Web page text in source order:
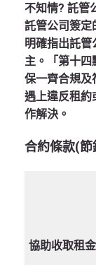
不知情? 託管
託管公司簽定
明確指出託管
主。「第十四
保一齊合規及
遇上違反租約
作解決。
合約條款(節
協助收取租金